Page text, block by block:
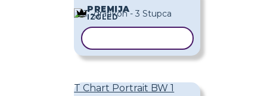
PREMIJA
IZGLED
T Chart Portrait BW 1